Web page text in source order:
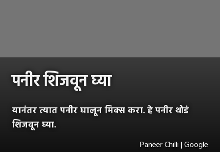
पनीर शिजवून घ्या
यानंतर त्यात पनीर घालून मिक्स करा. हे पनीर थोडं
शिजवून घ्या.
Paneer Chilli | Google